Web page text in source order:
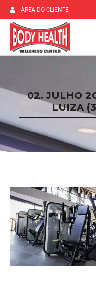
ÁREA DO CLIENTE
02. JULHO
LUIZA